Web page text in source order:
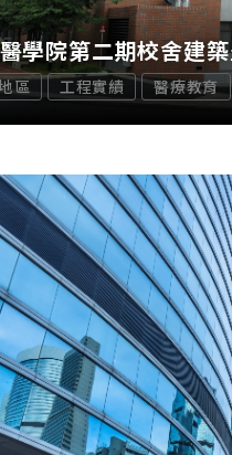
學院第二期校舍建
區 工程實績 醫療教育